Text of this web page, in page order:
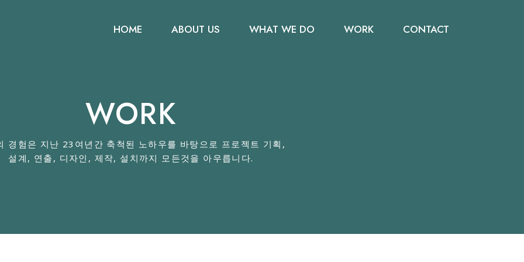
HOME ABOUT US WHAT WE DO WORK CONTACT
WORK
경험은 지난 23여년간 축척된 노하우를 바탕으로 프로젝트 기획,
설계, 연출, 디자인, 제작, 설치까지 모든것을 아우릅니다​.